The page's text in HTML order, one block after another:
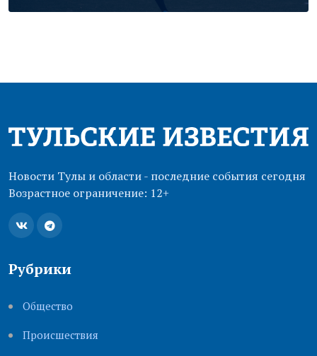
Новости Тулы и области - последние события сегодня
Возрастное ограничение: 12+
Рубрики
Общество
Происшествия